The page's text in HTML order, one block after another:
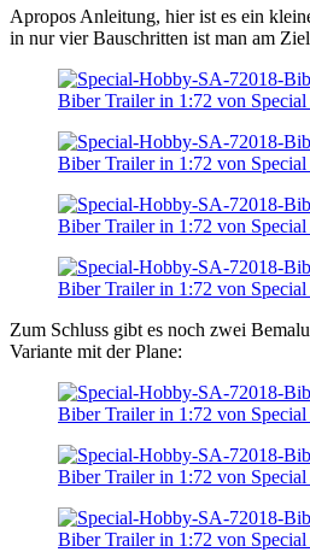
Apropos Anleitung, hier ist es ein
in nur vier Bauschritten ist man am
Zum Schluss gibt es noch zwei
Variante mit der Plane: